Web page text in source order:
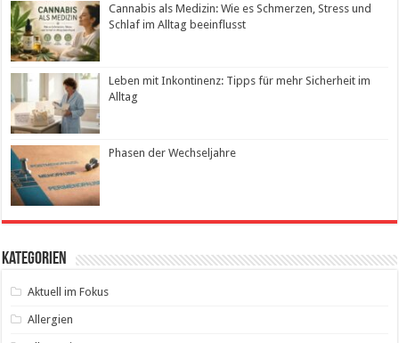
Cannabis als Medizin: Wie es Schmerzen, Stress und
Schlaf im Alltag beeinflusst
Leben mit Inkontinenz: Tipps für mehr Sicherheit im
Alltag
Phasen der Wechseljahre
Kategorien
Aktuell im Fokus
Allergien